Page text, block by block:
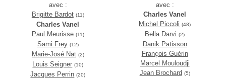
avec :
Brigitte Bardot (11)
Charles Vanel
Paul Meurisse (11)
Sami Frey (12)
Marie-José Nat (2)
Louis Seigner (10)
Jacques Perrin (20)
avec :
Charles Vanel
Michel Piccoli (48)
Bella Darvi (2)
Danik Patisson
François Guérin
Marcel Mouloudji
Jean Brochard (5)